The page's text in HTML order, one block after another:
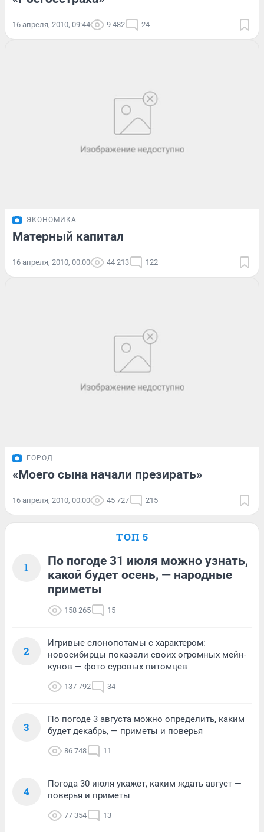
16 апреля, 2010, 09:44 9 482 24
ЭКОНОМИКА
Матерный капитал
16 апреля, 2010, 00:00 44 213 122
ГОРОД
«Моего сына начали презирать»
16 апреля, 2010, 00:00 45 727 215
ТОП 5
1
По погоде 31 июля можно узнать,
какой будет осень, — народные
приметы
158 265 15
2
Игривые слонопотамы с характером:
новосибирцы показали своих огромных мейн-
кунов — фото суровых питомцев
137 792 34
3
По погоде 3 августа можно определить, каким
будет декабрь, — приметы и поверья
86 748 11
4
Погода 30 июля укажет, каким ждать август —
поверья и приметы
77 354 13